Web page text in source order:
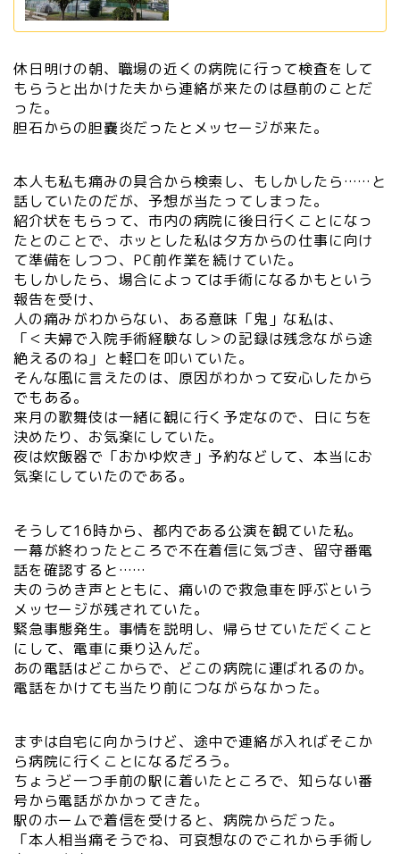
休日明けの朝、職場の近くの病院に行って検査をして
もらうと出かけた夫から連絡が来たのは昼前のことだ
った。
胆石からの胆嚢炎だったとメッセージが来た。
本人も私も痛みの具合から検索し、もしかしたら……と
話していたのだが、予想が当たってしまった。
紹介状をもらって、市内の病院に後日行くことになっ
たとのことで、ホッとした私は夕方からの仕事に向け
て準備をしつつ、PC前作業を続けていた。
もしかしたら、場合によっては手術になるかもという
報告を受け、
人の痛みがわからない、ある意味「鬼」な私は、
「＜夫婦で入院手術経験なし＞の記録は残念ながら途
絶えるのね」と軽口を叩いていた。
そんな風に言えたのは、原因がわかって安心したから
でもある。
来月の歌舞伎は一緒に観に行く予定なので、日にちを
決めたり、お気楽にしていた。
夜は炊飯器で「おかゆ炊き」予約などして、本当にお
気楽にしていたのである。
そうして16時から、都内である公演を観ていた私。
一幕が終わったところで不在着信に気づき、留守番電
話を確認すると……
夫のうめき声とともに、痛いので救急車を呼ぶという
メッセージが残されていた。
緊急事態発生。事情を説明し、帰らせていただくこと
にして、電車に乗り込んだ。
あの電話はどこからで、どこの病院に運ばれるのか。
電話をかけても当たり前につながらなかった。
まずは自宅に向かうけど、途中で連絡が入ればそこか
ら病院に行くことになるだろう。
ちょうど一つ手前の駅に着いたところで、知らない番
号から電話がかかってきた。
駅のホームで着信を受けると、病院からだった。
「本人相当痛そうでね、可哀想なのでこれから手術し